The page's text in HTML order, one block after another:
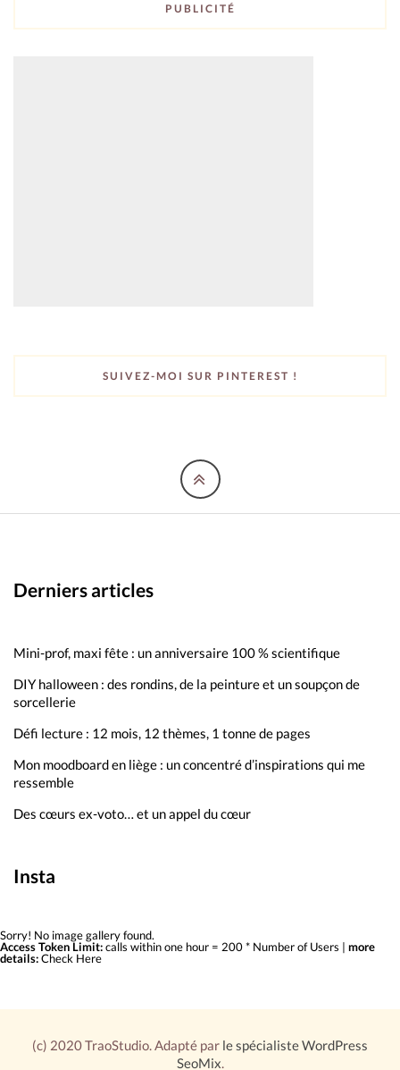
PUBLICITÉ
SUIVEZ-MOI SUR PINTEREST !
Derniers articles
Mini-prof, maxi fête : un anniversaire 100 % scientifique
DIY halloween : des rondins, de la peinture et un soupçon de
sorcellerie
Défi lecture : 12 mois, 12 thèmes, 1 tonne de pages
Mon moodboard en liège : un concentré d’inspirations qui me
ressemble
Des cœurs ex-voto… et un appel du cœur
Insta
Sorry! No image gallery found.
Access Token Limit:calls within one hour = 200 * Number of Users | more
details:Check Here
(c) 2020 TraoStudio. Adapté par le spécialiste WordPress
SeoMix.